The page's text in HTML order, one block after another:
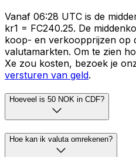
Vanaf 06:28 UTC is de
kr1 = FC240.25. De
koop- en verkoopprijzen op
valutamarkten. Om te zien
Xe zou kosten, bezoek je
versturen van geld.
Hoeveel is 50 NOK in CDF?
Hoe kan ik valuta omrekenen?